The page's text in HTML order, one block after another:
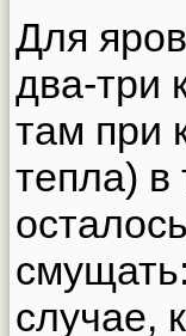
Для
два-три
там при
тепла)
случае,